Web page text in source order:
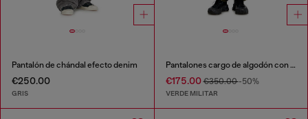
Pantalón de chándal efecto denim
€250.00
GRIS
Pantalones cargo de algodón con bandas laterales
€175.00€350.00-50%
VERDE MILITAR